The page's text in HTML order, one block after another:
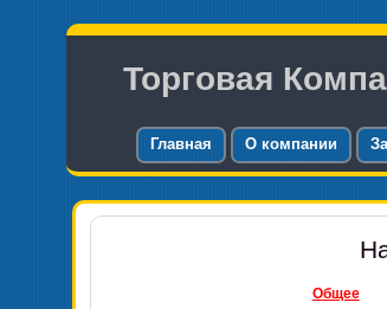
Торговая
Главная О компании
Общее